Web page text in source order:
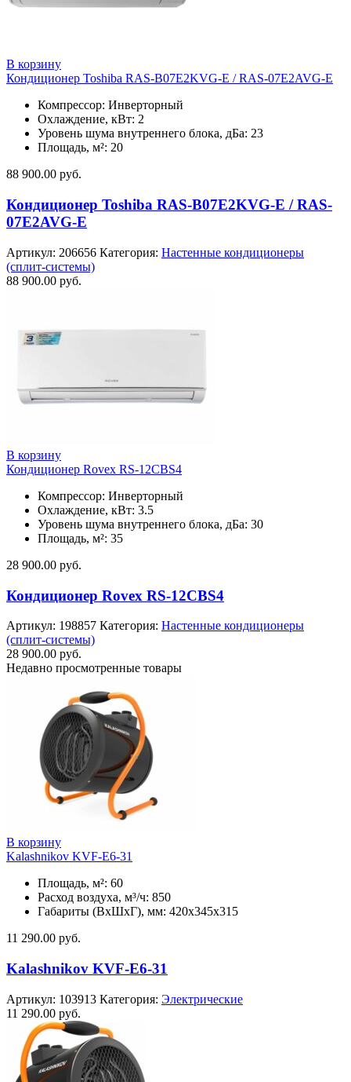
В корзину
Кондиционер Toshiba RAS-B07E2KVG-E / RAS-07E2AVG-E
Компрессор: Инверторный
Охлаждение, кВт: 2
Уровень шума внутреннего блока, дБа: 23
Площадь, м²: 20
88 900.00 руб.
Кондиционер Toshiba RAS-B07E2KVG-E / RAS-
07E2AVG-E
Артикул: 206656 Категория: Настенные кондиционеры
(сплит-системы)
88 900.00 руб.
В корзину
Кондиционер Rovex RS-12CBS4
Компрессор: Инверторный
Охлаждение, кВт: 3.5
Уровень шума внутреннего блока, дБа: 30
Площадь, м²: 35
28 900.00 руб.
Кондиционер Rovex RS-12CBS4
Артикул: 198857 Категория: Настенные кондиционеры
(сплит-системы)
28 900.00 руб.
Недавно просмотренные товары
В корзину
Kalashnikov KVF-E6-31
Площадь, м²: 60
Расход воздуха, м³/ч: 850
Габариты (ВхШхГ), мм: 420x345x315
11 290.00 руб.
Kalashnikov KVF-E6-31
Артикул: 103913 Категория: Электрические
11 290.00 руб.